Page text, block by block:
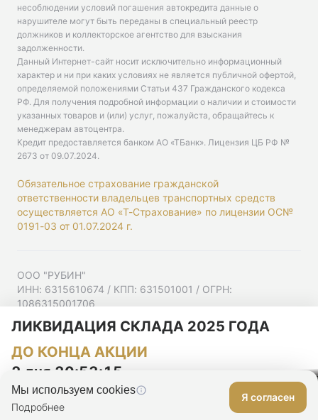
несоблюдении условий погашения автокредита данные о
нарушителе могут быть переданы в специальный реестр
должников и коллекторское агентство для взыскания
задолженности.
Данный Интернет-сайт носит исключительно информационный
характер и ни при каких условиях не является публичной офертой,
определяемой положениями Статьи 437 Гражданского кодекса
РФ. Для получения подробной информации о наличии и стоимости
указанных товаров и (или) услуг, пожалуйста, обращайтесь к
менеджерам автоцентра.
Кредит предоставляется банком АО «ТБанк». Лицензия ЦБ РФ №
2673 от 09.07.2024.
Обязательное страхование гражданской
ответственности владельцев транспортных средств
осуществляется АО «Т-Страхование» по лицензии ОС№
0191-03 от 01.07.2024 г.
ООО "РУБИН"
ИНН: 6315610674 / КПП: 631501001 / ОГРН:
1086315001706
Ульяновская ул, д. 52/55, помещ. 9-18
Согласие на рекламную рассылку
Политика конфиденциальности
Мы используем cookies
Подробнее
Я согласен
ЛИКВИДАЦИЯ СКЛАДА 2025 ГОДА
ДО КОНЦА АКЦИИ
2 дня 20:53:14
Оставить заявку